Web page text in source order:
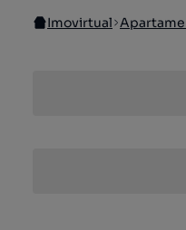
Imovirtual